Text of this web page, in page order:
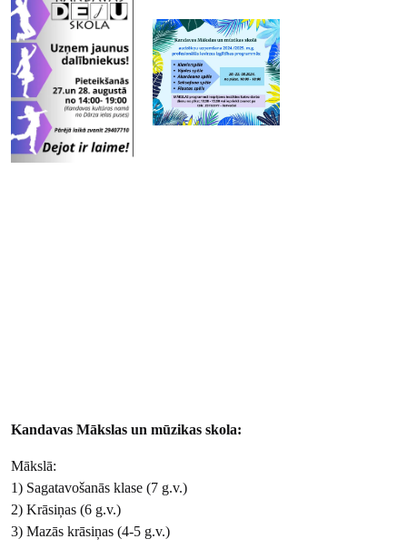
Kandavas Mākslas un mūzikas skola:
Mākslā:
1) Sagatavošanās klase (7 g.v.)
2) Krāsiņas (6 g.v.)
3) Mazās krāsiņas (4-5 g.v.)